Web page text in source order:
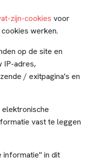
zijn-cookies voor
werken.
op de site en
IP-adres,
/ exitpagina's en
vast te leggen
informatie" in dit